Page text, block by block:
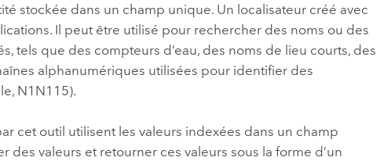
stockée dans un champ unique. Un localisateur créé avec
Il peut être utilisé pour rechercher des noms ou des
tels que des compteurs d’eau, des noms de lieu courts, des
alphanumériques utilisées pour identifier des
N1N115).
cet outil utilisent les valeurs indexées dans un champ
des valeurs et retourner ces valeurs sous la forme d’un